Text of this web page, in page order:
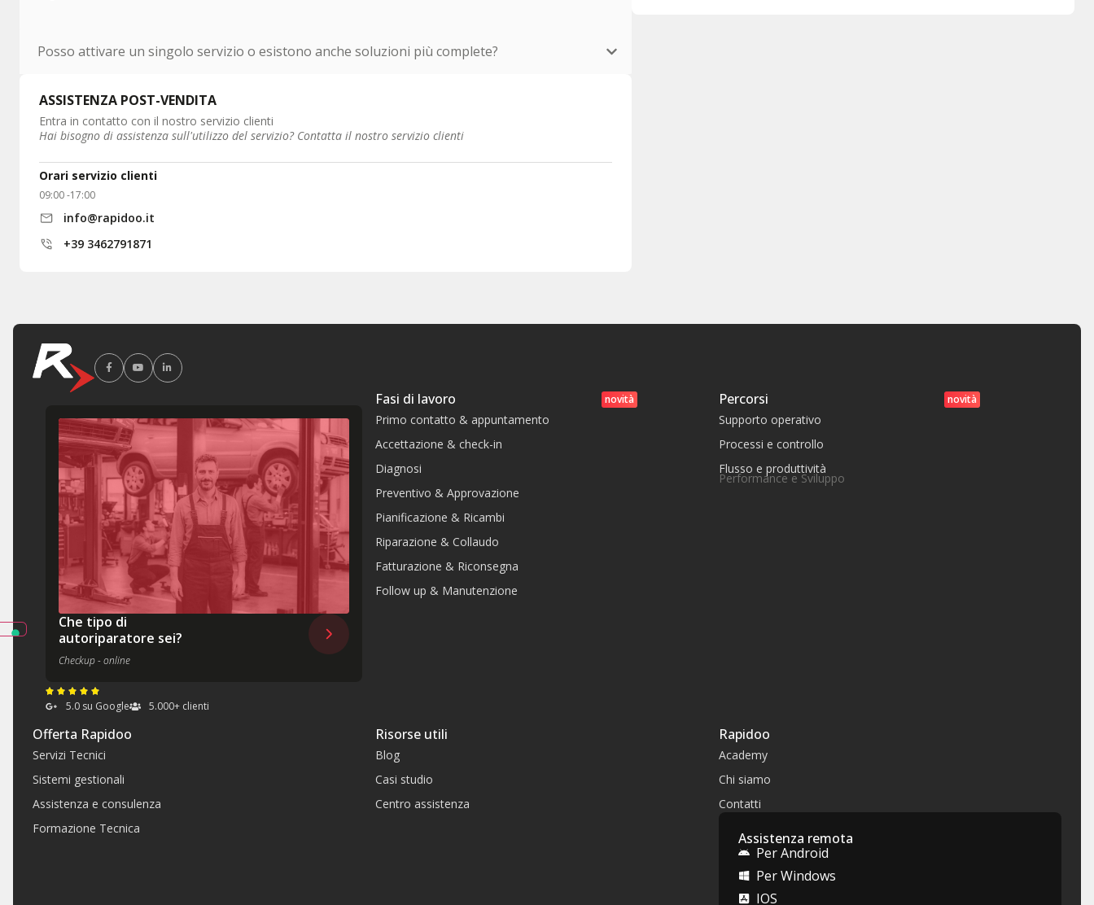
Posso attivare un singolo servizio o esistono anche soluzioni più complete?
ASSISTENZA POST-VENDITA
Entra in contatto con il nostro servizio clienti
Hai bisogno di assistenza sull'utilizzo del servizio? Contatta il nostro servizio clienti
Orari servizio clienti
09:00 -17:00
info@rapidoo.it
+39 3462791871
Che tipo di
autoriparatore sei?
Checkup - online
5.0 su Google 5.000+ clienti
novità
Fasi di lavoro
Primo contatto & appuntamento
Accettazione & check-in
Diagnosi
Preventivo & Approvazione
Pianificazione & Ricambi
Riparazione & Collaudo
Fatturazione & Riconsegna
Follow up & Manutenzione
novità
Percorsi
Supporto operativo
Processi e controllo
Flusso e produttività
Performance e Sviluppo
Offerta Rapidoo
Servizi Tecnici
Sistemi gestionali
Assistenza e consulenza
Formazione Tecnica
Risorse utili
Blog
Casi studio
Centro assistenza
Rapidoo
Academy
Chi siamo
Contatti
Assistenza remota
Per Android
Per Windows
IOS